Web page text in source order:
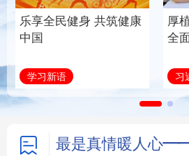
访谈 视频
学术中国 乡村振兴
乐享全民健身 共筑健康
中国
学习新语
厚
全
习
最是真情暖人心